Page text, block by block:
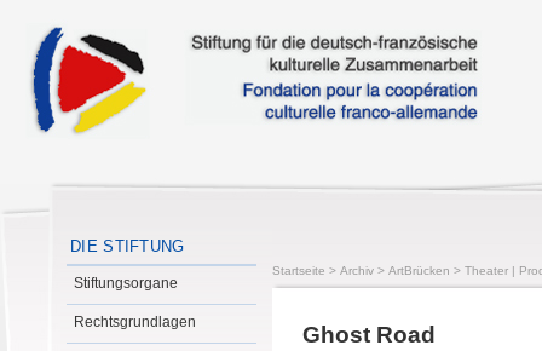
DIE STIFTUNG
Stiftungsorgane
Rechtsgrundlagen
Startseite > Archiv > ArtBrücken > Theater |
Ghost Road